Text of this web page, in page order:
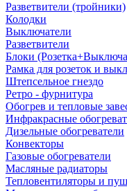
Разветвители (тройники)
Колодки
Выключатели
Разветвители
Блоки
Рамка для розеток и
Штепсельное гнездо
Ретро - фурнитура
Обогрев и тепловые
Инфракрасные
Дизельные обогреватели
Конвекторы
Газовые обогреватели
Масляные радиаторы
Тепловентиляторы и